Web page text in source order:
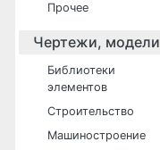
Прочее
Чертежи, модели
Библиотеки
элементов
Строительство
Машиностроение